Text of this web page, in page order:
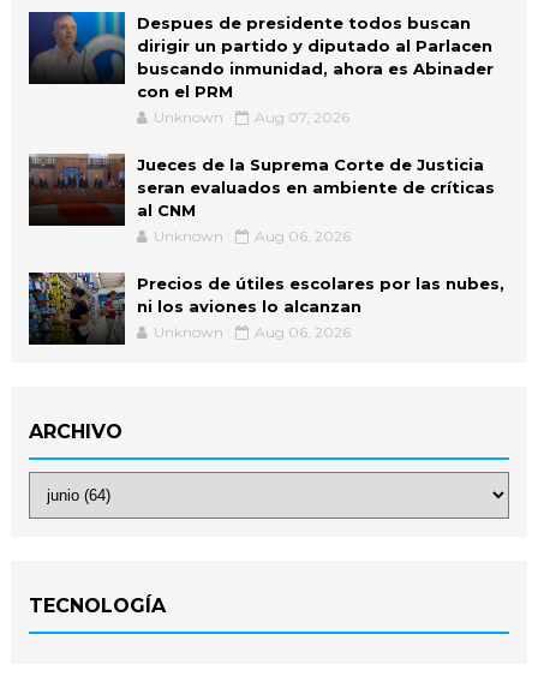
Despues de presidente todos buscan
dirigir un partido y diputado al Parlacen
buscando inmunidad, ahora es Abinader
con el PRM
Unknown Aug 07, 2026
Jueces de la Suprema Corte de Justicia
seran evaluados en ambiente de críticas
al CNM
Unknown Aug 06, 2026
Precios de útiles escolares por las nubes,
ni los aviones lo alcanzan
Unknown Aug 06, 2026
ARCHIVO
TECNOLOGÍA